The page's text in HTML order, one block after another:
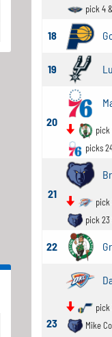
pick 4
18
19
20
pick
picks
21
pick
pick
22
23
pick
Mike